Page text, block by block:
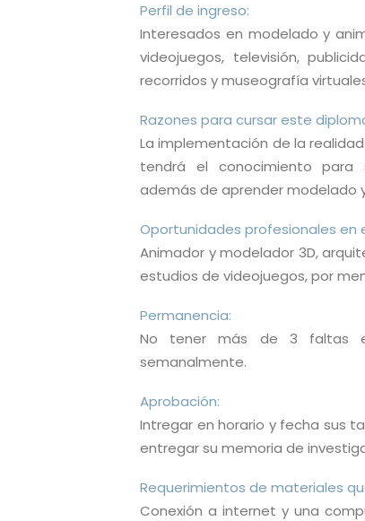
Perfil de ingreso:
Interesados en modelado y
videojuegos, televisión,
recorridos y museografía
Razones para cursar este
La implementación de la
tendrá el conocimiento para
además de aprender modelado
Oportunidades profesionales en
Animador y modelador 3D,
estudios de videojuegos, por
Permanencia:
No tener más de 3 faltas
semanalmente.
Aprobación:
Intregar en horario y fecha sus
entregar su memoria de
Requerimientos de materiales
Conexión a internet y una